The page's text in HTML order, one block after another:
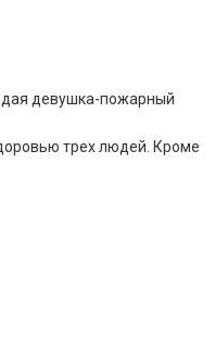
девушка-пожарный
трех людей. Кроме